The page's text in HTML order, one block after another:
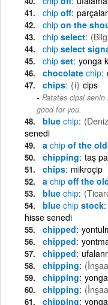
chip off
chip on the
chip select
chip select
chip set yonga
chocolate chip
chips {i} cips
Patates cipsi senin
good for you.
blue chip
senedi
a chip of the
chipping taş
chips mikroçip
a chip off the
blue chip
blue chip stock
hisse senedi
chipped
chipped
chipped
chipping
chipping yonga
chipping
chipping